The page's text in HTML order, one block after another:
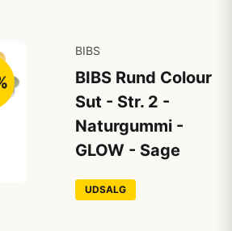
BIBS
BIBS Rund Colour
Sut - Str. 2 -
Naturgummi -
GLOW - Sage
UDSALG